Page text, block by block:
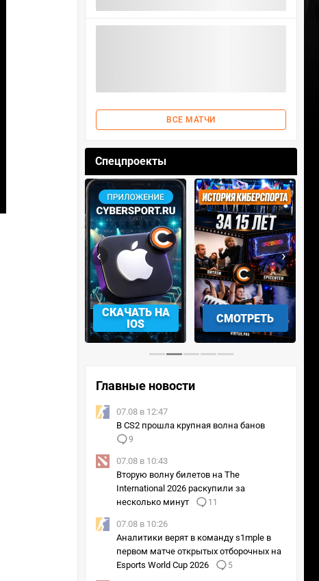
ВСЕ МАТЧИ
Спецпроекты
СМОТРЕТЬ УЧАСТВОВАТЬ
‹ ›
Главные новости
07.08 в 12:47
В CS2 прошла крупная волна банов
9
07.08 в 10:43
Вторую волну билетов на The
International 2026 раскупили за
несколько минут
11
07.08 в 10:26
Аналитики верят в команду s1mple в
первом матче открытых отборочных на
Esports World Cup 2026
5